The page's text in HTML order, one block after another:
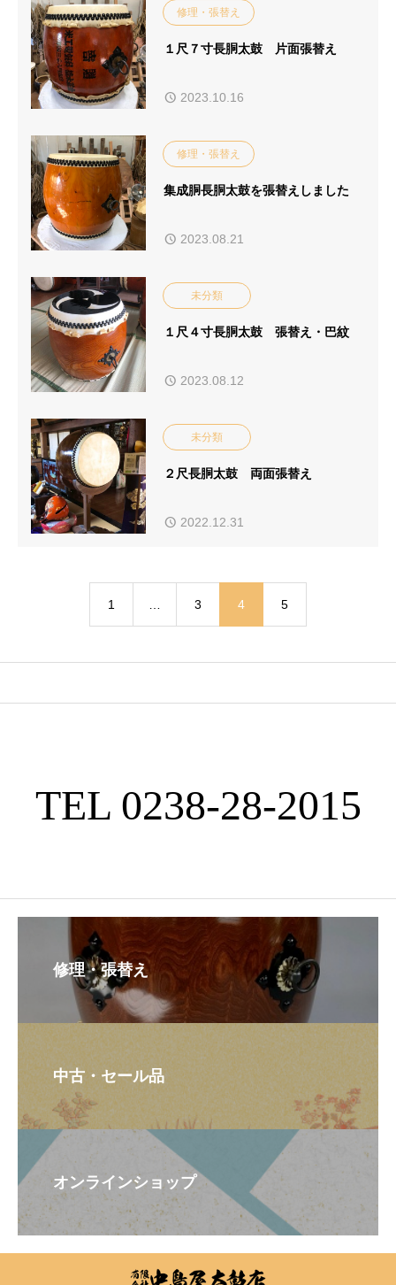
修理・張替え
１尺７寸長胴太鼓 片面張替え
2023.10.16
修理・張替え
集成胴長胴太鼓を張替えしました
2023.08.21
未分類
１尺４寸長胴太鼓 張替え・巴紋
2023.08.12
未分類
２尺長胴太鼓 両面張替え
2022.12.31
1 3 4 5
TEL 0238-28-2015
修理・張替え
中古・セール品
オンラインショップ